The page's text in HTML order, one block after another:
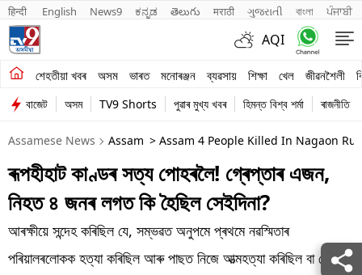
हिन्दी English News9 ಕನ್ನಡ తెలుగు मराठी ગુજરાતી বাংলা ਪੰਜਾਬੀ
AQI
শেহতীয়া খবৰ অসম ভাৰত মনোৰঞ্জন ব্যৱসায় শিক্ষা খেল জীৱনশৈলী
শেহতীয়া খবৰ
অসম
ভাৰত
মনোৰঞ্জন
ব্যৱসায়
শিক্ষা
বাজেট অসম TV9 Shorts পুৱাৰ মুখ্য খবৰ হিমন্ত বিশ্ব শৰ্মা ৰাজনীতি
Assamese News Assam > Assam 4 People Killed In Nagaon
ৰূপহীহাট কাণ্ডৰ সত্য পোহৰলৈ! গ্ৰেপ্তাৰ এজন,
নিহত ৪ জনৰ লগত কি হৈছিল সেইদিনা?
আৰক্ষীয়ে সন্দেহ কৰিছিল যে, সম্ভৱত অনুপমে প্ৰথমে নৱস্মিতাৰ
পৰিয়ালৰলোকক হত্যা কৰিছিল আৰু পাছত নিজে আত্মহত্যা কৰিছিল বা কোনোবা